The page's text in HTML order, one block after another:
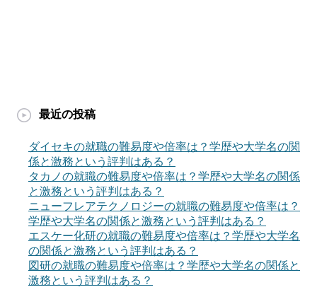
最近の投稿
ダイセキの就職の難易度や倍率は？学歴や大学名の関
係と激務という評判はある？
タカノの就職の難易度や倍率は？学歴や大学名の関係
と激務という評判はある？
ニューフレアテクノロジーの就職の難易度や倍率は？
学歴や大学名の関係と激務という評判はある？
エスケー化研の就職の難易度や倍率は？学歴や大学名
の関係と激務という評判はある？
図研の就職の難易度や倍率は？学歴や大学名の関係と
激務という評判はある？